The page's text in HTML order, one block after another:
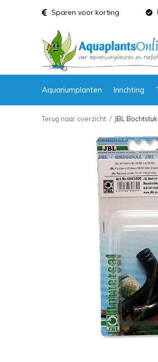
Aquariumplanten Inrichting
Sparen voor korting
Terug naar overzicht JBL